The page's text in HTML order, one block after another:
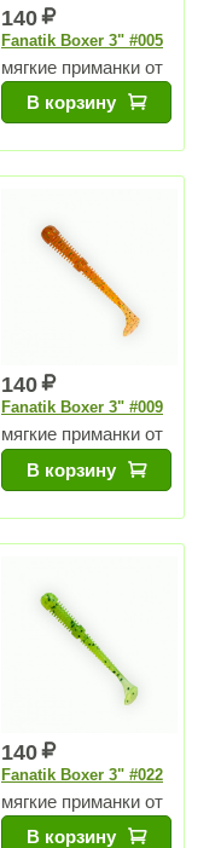
140
Fanatik Boxer 3" #005
мягкие приманки от
Чемпиона Мира
В корзину
140
Fanatik Boxer 3" #009
мягкие приманки от
Чемпиона Мира
В корзину
140
Fanatik Boxer 3" #022
мягкие приманки от
Чемпиона Мира
В корзину